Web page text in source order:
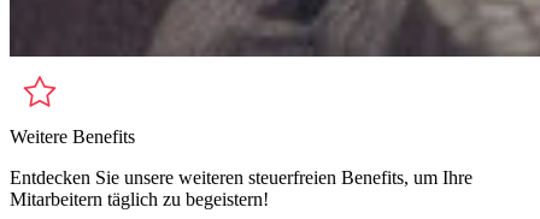
Weitere Benefits
Entdecken Sie unsere weiteren steuerfreien Benefits, um Ihre
Mitarbeitern täglich zu begeistern!